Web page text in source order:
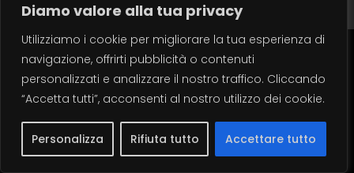
Diamo valore alla tua privacy
Utilizziamo i cookie per migliorare la tua esperienza di
navigazione, offrirti pubblicità o contenuti
personalizzati e analizzare il nostro traffico. Cliccando
“Accetta tutti”, acconsenti al nostro utilizzo dei cookie.
Personalizza Rifiuta tutto Accettare tutto
carrello ×